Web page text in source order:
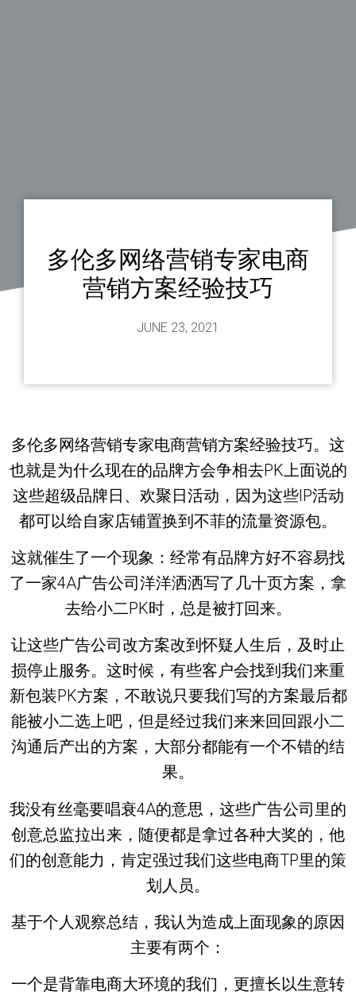
多伦多网络营销专家电商
营销方案经验技巧
JUNE 23, 2021
多伦多网络营销专家电商营销方案经验技巧。这
也就是为什么现在的品牌方会争相去PK上面说的
这些超级品牌日、欢聚日活动，因为这些IP活动
都可以给自家店铺置换到不菲的流量资源包。
这就催生了一个现象：经常有品牌方好不容易找
了一家4A广告公司洋洋洒洒写了几十页方案，拿
去给小二PK时，总是被打回来。
让这些广告公司改方案改到怀疑人生后，及时止
损停止服务。这时候，有些客户会找到我们来重
新包装PK方案，不敢说只要我们写的方案最后都
能被小二选上吧，但是经过我们来来回回跟小二
沟通后产出的方案，大部分都能有一个不错的结
果。
我没有丝毫要唱衰4A的意思，这些广告公司里的
创意总监拉出来，随便都是拿过各种大奖的，他
们的创意能力，肯定强过我们这些电商TP里的策
划人员。
基于个人观察总结，我认为造成上面现象的原因
主要有两个：
一个是背靠电商大环境的我们，更擅长以生意转